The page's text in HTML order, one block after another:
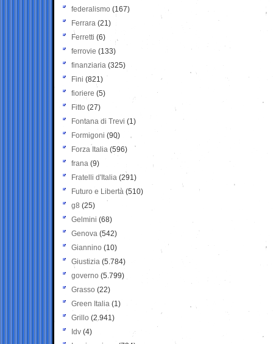
federalismo (167)
Ferrara (21)
Ferretti (6)
ferrovie (133)
finanziaria (325)
Fini (821)
fioriere (5)
Fitto (27)
Fontana di Trevi (1)
Formigoni (90)
Forza Italia (596)
frana (9)
Fratelli d'Italia (291)
Futuro e Libertà (510)
g8 (25)
Gelmini (68)
Genova (542)
Giannino (10)
Giustizia (5.784)
governo (5.799)
Grasso (22)
Green Italia (1)
Grillo (2.941)
Idv (4)